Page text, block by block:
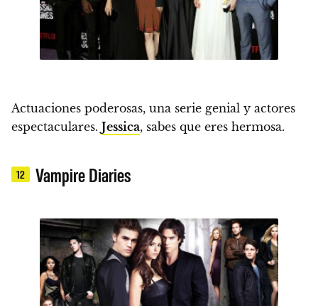
Actuaciones poderosas, una serie genial y actores
espectaculares. Jessica, sabes que eres hermosa.
12 Vampire Diaries